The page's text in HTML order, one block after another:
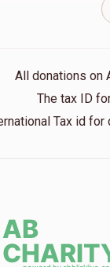
מו"ה
מו"ה בנימין פוקס
All donations on
The tax ID
Tax id